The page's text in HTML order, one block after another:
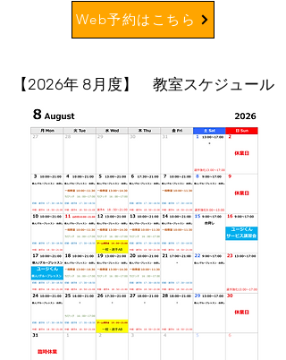
Web予約はこちら
【2026年 8月度】 教室スケジュール